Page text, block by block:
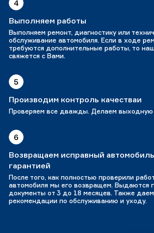
4
Выполняем работы
Выполняем ремонт, диагностику или
обслуживание автомобиля. Если в ходе
требуются дополнительные работы, то
свяжется с Вами.
5
Производим контроль качестваи
Проверяем все дважды. Делаем выходную
6
Возвращаем исправный
гарантией
После того, как полностью проверили
автомобиля мы его возвращем. Выдаются
документы от 3 до 18 месяцев. Также даем
рекомендации по обслуживанию и уходу.